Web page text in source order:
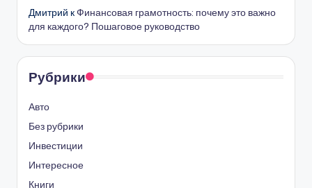
Дмитрий кФинансовая грамотность: почему это важно
для каждого? Пошаговое руководство
Рубрики
Авто
Без рубрики
Инвестиции
Интересное
Книги